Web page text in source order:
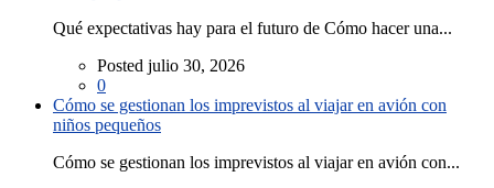
Qué expectativas hay para el futuro de Cómo hacer una...
Posted julio 30, 2026
0
Cómo se gestionan los imprevistos al viajar en avión con
niños pequeños
Cómo se gestionan los imprevistos al viajar en avión con...